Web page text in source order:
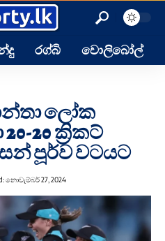
රග්බි වොලිබෝල්
ලෝක
20 ක්‍රිකට්
පූර්ව වටයට
නොවැම්බර් 27, 2024